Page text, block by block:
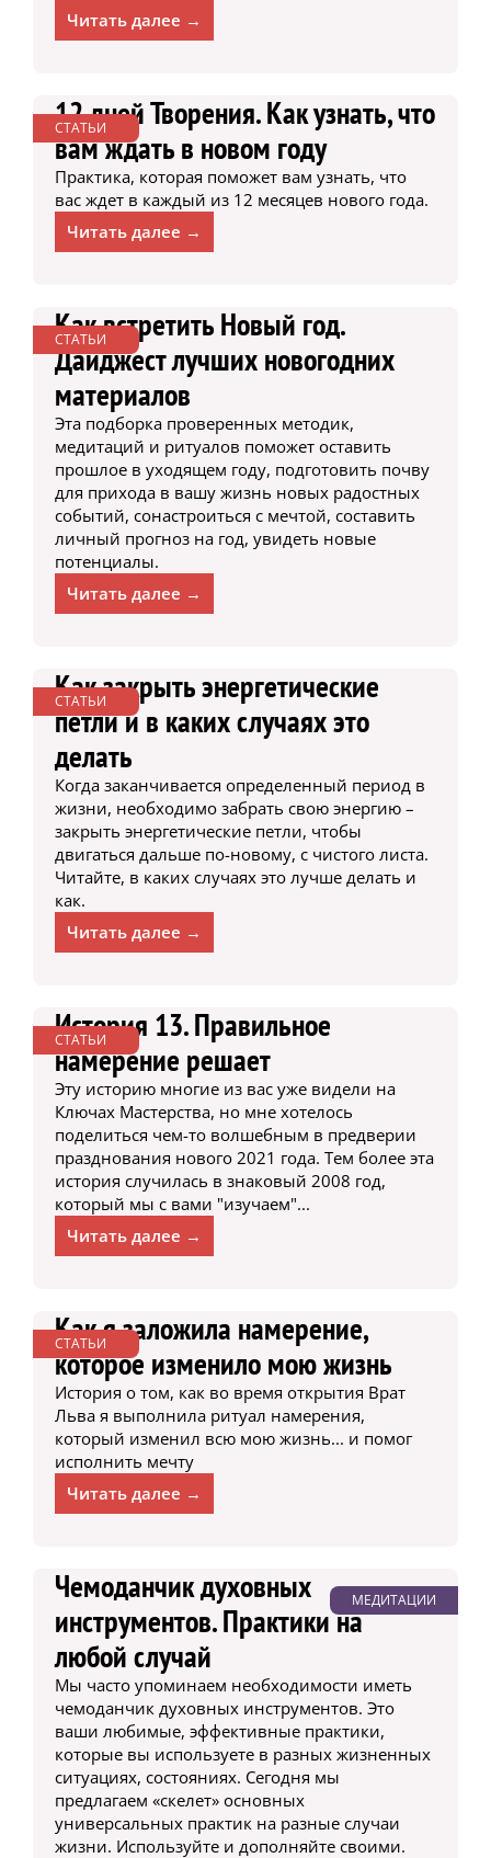
Читать далее →
СТАТЬИ
12 дней Творения. Как узнать, что
вам ждать в новом году
Практика, которая поможет вам узнать, что
вас ждет в каждый из 12 месяцев нового года.
Читать далее →
СТАТЬИ
Как встретить Новый год.
Дайджест лучших новогодних
материалов
Эта подборка проверенных методик,
медитаций и ритуалов поможет оставить
прошлое в уходящем году, подготовить почву
для прихода в вашу жизнь новых радостных
событий, сонастроиться с мечтой, составить
личный прогноз на год, увидеть новые
потенциалы.
Читать далее →
СТАТЬИ
Как закрыть энергетические
петли и в каких случаях это
делать
Когда заканчивается определенный период в
жизни, необходимо забрать свою энергию –
закрыть энергетические петли, чтобы
двигаться дальше по-новому, с чистого листа.
Читайте, в каких случаях это лучше делать и
как.
Читать далее →
СТАТЬИ
История 13. Правильное
намерение решает
Эту историю многие из вас уже видели на
Ключах Мастерства, но мне хотелось
поделиться чем-то волшебным в предверии
празднования нового 2021 года. Тем более эта
история случилась в знаковый 2008 год,
который мы с вами "изучаем"...
Читать далее →
СТАТЬИ
Как я заложила намерение,
которое изменило мою жизнь
История о том, как во время открытия Врат
Льва я выполнила ритуал намерения,
который изменил всю мою жизнь... и помог
исполнить мечту
Читать далее →
МЕДИТАЦИИ
Чемоданчик духовных
инструментов. Практики на
любой случай
Мы часто упоминаем необходимости иметь
чемоданчик духовных инструментов. Это
ваши любимые, эффективные практики,
которые вы используете в разных жизненных
ситуациях, состояниях. Сегодня мы
предлагаем «скелет» основных
универсальных практик на разные случаи
жизни. Используйте и дополняйте своими.